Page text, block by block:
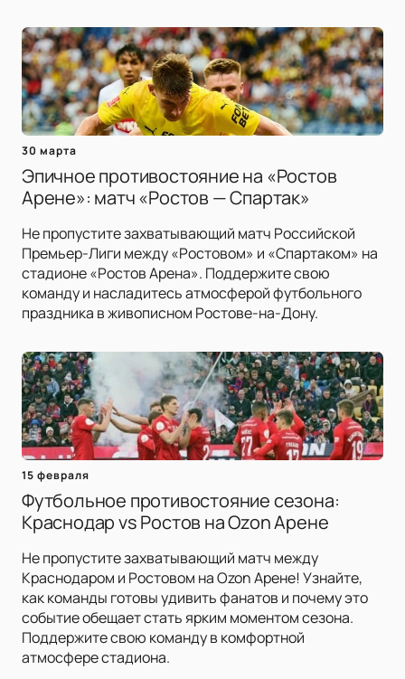
30 марта
Эпичное противостояние на «Ростов
Арене»: матч «Ростов — Спартак»
Не пропустите захватывающий матч Российской
Премьер-Лиги между «Ростовом» и «Спартаком» на
стадионе «Ростов Арена». Поддержите свою
команду и насладитесь атмосферой футбольного
праздника в живописном Ростове-на-Дону.
15 февраля
Футбольное противостояние сезона:
Краснодар vs Ростов на Ozon Арене
Не пропустите захватывающий матч между
Краснодаром и Ростовом на Ozon Арене! Узнайте,
как команды готовы удивить фанатов и почему это
событие обещает стать ярким моментом сезона.
Поддержите свою команду в комфортной
атмосфере стадиона.